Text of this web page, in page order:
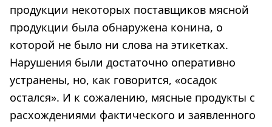
продукции некоторых поставщиков мясной
продукции была обнаружена конина, о
которой не было ни слова на этикетках.
Нарушения были достаточно оперативно
устранены, но, как говорится, «осадок
остался». И к сожалению, мясные продукты с
расхождениями фактического и заявленного